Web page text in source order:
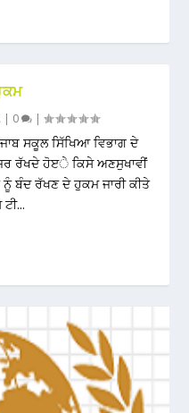
| 0 |
ਸਕੂਲ ਸਿੱਖਿਆ ਵਿਭਾਗ ਦੇ
ਰੱਖਦੇ ਹੋੲੇ ਕਿਸੇ ਅਣਸੁਖਾਵੀਂ
ਬੰਦ ਰੱਖਣ ਦੇ ਹੁਕਮ ਜਾਰੀ ਕੀਤੇ